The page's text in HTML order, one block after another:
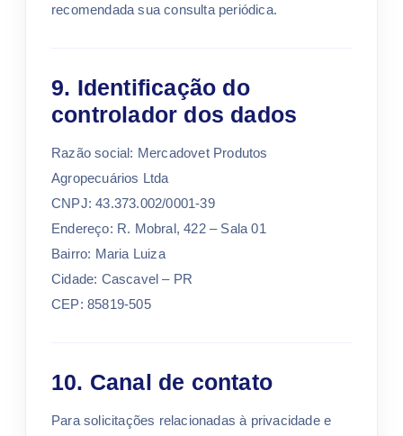
recomendada sua consulta periódica.
9. Identificação do
controlador dos dados
Razão social: Mercadovet Produtos
Agropecuários Ltda
CNPJ: 43.373.002/0001-39
Endereço: R. Mobral, 422 – Sala 01
Bairro: Maria Luiza
Cidade: Cascavel – PR
CEP: 85819-505
10. Canal de contato
Para solicitações relacionadas à privacidade e